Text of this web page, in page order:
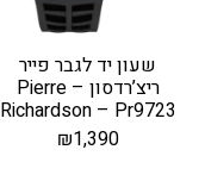
שעון יד לגבר פייר
ריצ’רדסון – Pierre
Richardson – Pr9723
₪1,390